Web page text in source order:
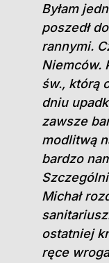
Byłam
poszedł
rannymi.
Niemców.
św., którą
dniu
zawsze
modlitwą
bardzo
Michał
ostatniej
ręce